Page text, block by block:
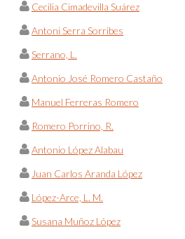
Cecilia Cimadevilla Suárez
Antoni Serra Sorribes
Serrano, L.
Antonio José Romero Castaño
Manuel Ferreras Romero
Romero Porrino, R.
Antonio López Alabau
Juan Carlos Aranda López
López-Arce, L. M.
Susana Muñoz López